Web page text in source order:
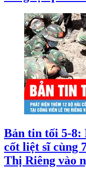
Bản tin tối 5-8:
cốt liệt sĩ cùng
Thị Riêng vào